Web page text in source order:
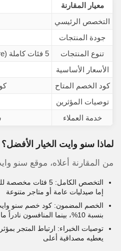
معيار المقارنة
التخصص الرئيسي
جودة المنتجات
تنوع المنتجات
5 فئات كاملة (Makeup, Skincare, Haircare, Tools, Personal Care)
الأسعار الأساسية
كود الخصم المتاح
توصيات المؤثرين
خدمة العملاء
لماذا سنو وايت الخيار الأفضل؟
من المقارنة أعلاه، موقع سنو
التخصص الكامل: 5
إما صيدليات عامة أو متاجر متنوعة
الخصم المضمون: كود خصم سنو
بنسبة 10%، بينما المنافسون نادراً ما يوفرون أكواداً للتجميل
توصيات الخبراء: ارتباط المتجر
يعطيه مصداقية أعلى